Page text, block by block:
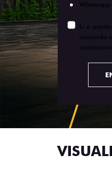
Whatsapp
Li e aceito
concordo